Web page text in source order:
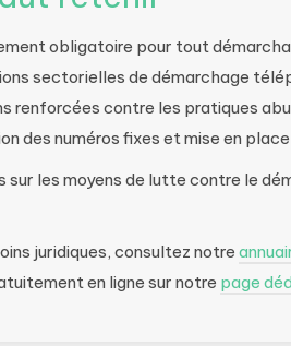
obligatoire pour tout
sectorielles de démarchage
renforcées contre les pratiques
des numéros fixes et mise en
sur les moyens de lutte contre le
juridiques, consultez notre
en ligne sur notre page